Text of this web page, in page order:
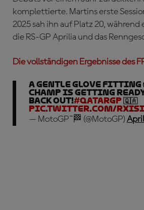
komplettierte. Martins erste
2025 sah ihn auf Platz 20, während
die RS-GP Aprilia und das
Die vollständigen Ergebnisse des
A gentle glove fitting
Champ is getting
back out!#QatarGP 🇶🇦
pic.twitter.com/
— MotoGP™🏁 (@MotoGP)